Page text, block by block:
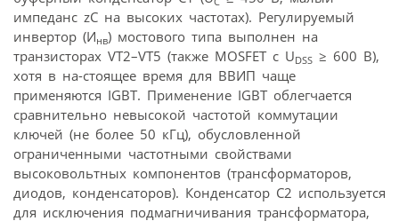
импеданс zC на высоких частотах). Регулируемый
инвертор (Инв) мостового типа выполнен на
транзисторах VT2–VT5 (также MOSFET с UDSS ≥ 600 В),
хотя в на-стоящее время для ВВИП чаще
применяются IGBT. Применение IGBT облегчается
сравнительно невысокой частотой коммутации
ключей (не более 50 кГц), обусловленной
ограниченными частотными свойствами
высоковольтных компонентов (трансформаторов,
диодов, конденсаторов). Конденсатор С2 используется
для исключения подмагничивания трансформатора,